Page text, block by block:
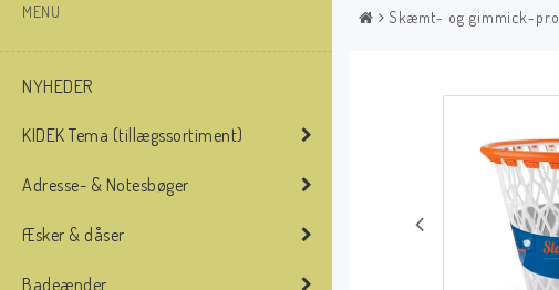
MENU
NYHEDER
KIDEK Tema (tillægssortiment)
Adresse- & Notesbøger
Æsker & dåser
Badeænder
Skæmt- og gimmick-